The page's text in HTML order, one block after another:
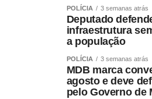
Pastor Samuel Ferreira
Médico Walid Khalil
Pastor Sargento Gualterney
Regis Cardoso
Sargento Jucá
Victor Carvalho
POLÍCIA 3 semanas atrás
Deputado
infraestrutura
a população
POLÍCIA 3 semanas atrás
MDB marca
agosto e deve
pelo Governo de